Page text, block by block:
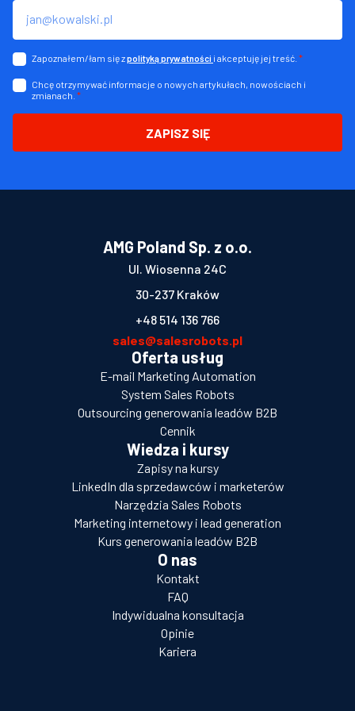
Zapoznałem/łam się zpolityką prywatności i akceptuję jej treść. *
Chcę otrzymywać informacje o nowych artykułach, nowościach i
zmianach. *
ZAPISZ SIĘ
AMG Poland Sp. z o.o.
Ul. Wiosenna 24C
30-237 Kraków
+48 514 136 766
sales@salesrobots.pl
Oferta usług
E-mail Marketing Automation
System Sales Robots
Outsourcing generowania leadów B2B
Cennik
Wiedza i kursy
Zapisy na kursy
LinkedIn dla sprzedawców i marketerów
Narzędzia Sales Robots
Marketing internetowy i lead generation
Kurs generowania leadów B2B
O nas
Kontakt
FAQ
Indywidualna konsultacja
Opinie
Kariera